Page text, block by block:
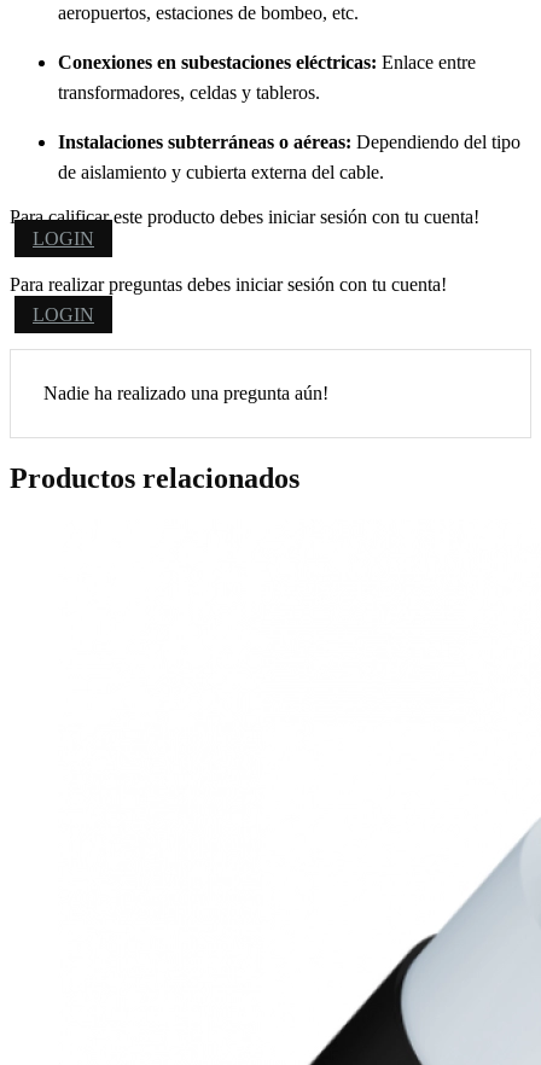
aeropuertos, estaciones de bombeo, etc.
Conexiones en subestaciones eléctricas: Enlace entre
transformadores, celdas y tableros.
Instalaciones subterráneas o aéreas: Dependiendo del tipo
de aislamiento y cubierta externa del cable.
Para calificar este producto debes iniciar sesión con tu cuenta!
LOGIN
Para realizar preguntas debes iniciar sesión con tu cuenta!
LOGIN
Nadie ha realizado una pregunta aún!
Productos relacionados